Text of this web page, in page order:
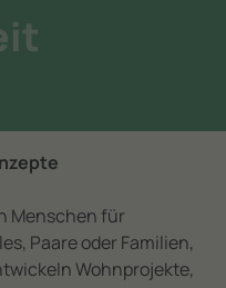
Menschen für
Paare oder Familien,
Wohnprojekte,